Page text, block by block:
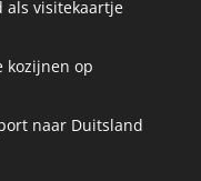
als visitekaartje
kozijnen op
naar Duitsland